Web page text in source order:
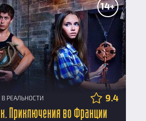
14+
В РЕАЛЬНОСТИ 9.4
Приключения во Франции